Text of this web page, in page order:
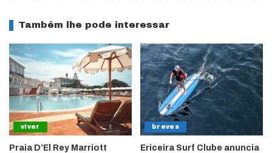
Também lhe pode interessar
viver
Praia D’El Rey Marriott
breves
Ericeira Surf Clube anuncia